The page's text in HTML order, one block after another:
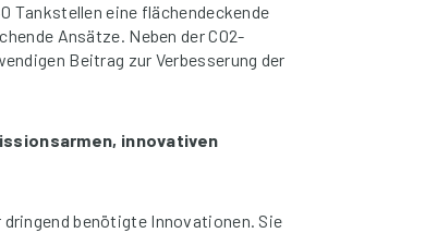
Tankstellen eine flächendeckende
Ansätze. Neben der CO2-
Beitrag zur Verbesserung der
innovativen
benötigte Innovationen. Sie